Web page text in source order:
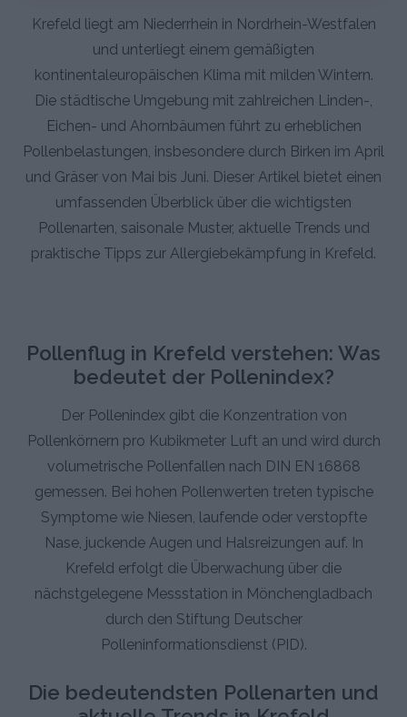
Krefeld liegt am Niederrhein in Nordrhein-Westfalen
und unterliegt einem gemäßigten
kontinentaleuropäischen Klima mit milden Wintern.
Die städtische Umgebung mit zahlreichen Linden-,
Eichen- und Ahornbäumen führt zu erheblichen
Pollenbelastungen, insbesondere durch Birken im April
und Gräser von Mai bis Juni. Dieser Artikel bietet einen
umfassenden Überblick über die wichtigsten
Pollenarten, saisonale Muster, aktuelle Trends und
praktische Tipps zur Allergiebekämpfung in Krefeld.
Pollenflug in Krefeld verstehen: Was
bedeutet der Pollenindex?
Der Pollenindex gibt die Konzentration von
Pollenkörnern pro Kubikmeter Luft an und wird durch
volumetrische Pollenfallen nach DIN EN 16868
gemessen. Bei hohen Pollenwerten treten typische
Symptome wie Niesen, laufende oder verstopfte
Nase, juckende Augen und Halsreizungen auf. In
Krefeld erfolgt die Überwachung über die
nächstgelegene Messstation in Mönchengladbach
durch den Stiftung Deutscher
Polleninformationsdienst (PID).
Die bedeutendsten Pollenarten und